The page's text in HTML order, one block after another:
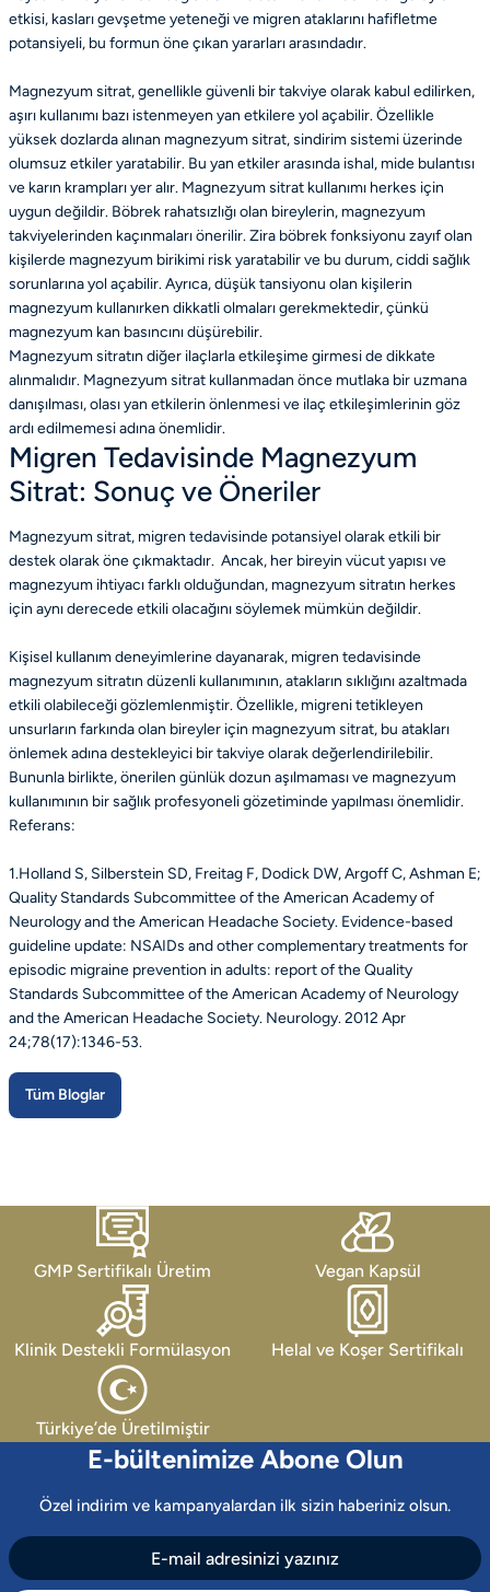
etkisi, kasları gevşetme yeteneği ve migren ataklarını hafifletme
potansiyeli, bu formun öne çıkan yararları arasındadır.
Magnezyum sitrat, genellikle güvenli bir takviye olarak kabul edilirken,
aşırı kullanımı bazı istenmeyen yan etkilere yol açabilir. Özellikle
yüksek dozlarda alınan magnezyum sitrat, sindirim sistemi üzerinde
olumsuz etkiler yaratabilir. Bu yan etkiler arasında ishal, mide bulantısı
ve karın krampları yer alır. Magnezyum sitrat kullanımı herkes için
uygun değildir. Böbrek rahatsızlığı olan bireylerin, magnezyum
takviyelerinden kaçınmaları önerilir. Zira böbrek fonksiyonu zayıf olan
kişilerde magnezyum birikimi risk yaratabilir ve bu durum, ciddi sağlık
sorunlarına yol açabilir. Ayrıca, düşük tansiyonu olan kişilerin
magnezyum kullanırken dikkatli olmaları gerekmektedir, çünkü
magnezyum kan basıncını düşürebilir.
Magnezyum sitratın diğer ilaçlarla etkileşime girmesi de dikkate
alınmalıdır. Magnezyum sitrat kullanmadan önce mutlaka bir uzmana
danışılması, olası yan etkilerin önlenmesi ve ilaç etkileşimlerinin göz
ardı edilmemesi adına önemlidir.
Migren Tedavisinde Magnezyum
Sitrat: Sonuç ve Öneriler
Magnezyum sitrat, migren tedavisinde potansiyel olarak etkili bir
destek olarak öne çıkmaktadır. Ancak, her bireyin vücut yapısı ve
magnezyum ihtiyacı farklı olduğundan, magnezyum sitratın herkes
için aynı derecede etkili olacağını söylemek mümkün değildir.
Kişisel kullanım deneyimlerine dayanarak, migren tedavisinde
magnezyum sitratın düzenli kullanımının, atakların sıklığını azaltmada
etkili olabileceği gözlemlenmiştir. Özellikle, migreni tetikleyen
unsurların farkında olan bireyler için magnezyum sitrat, bu atakları
önlemek adına destekleyici bir takviye olarak değerlendirilebilir.
Bununla birlikte, önerilen günlük dozun aşılmaması ve magnezyum
kullanımının bir sağlık profesyoneli gözetiminde yapılması önemlidir.
Referans:
1.Holland S, Silberstein SD, Freitag F, Dodick DW, Argoff C, Ashman E;
Quality Standards Subcommittee of the American Academy of
Neurology and the American Headache Society. Evidence-based
guideline update: NSAIDs and other complementary treatments for
episodic migraine prevention in adults: report of the Quality
Standards Subcommittee of the American Academy of Neurology
and the American Headache Society. Neurology. 2012 Apr
24;78(17):1346-53.
Tüm Bloglar
GMP Sertifikalı Üretim Vegan Kapsül
Klinik Destekli Formülasyon Helal ve Koşer Sertifikalı
Türkiye’de Üretilmiştir
E-bültenimize Abone Olun
Özel indirim ve kampanyalardan ilk sizin haberiniz olsun.